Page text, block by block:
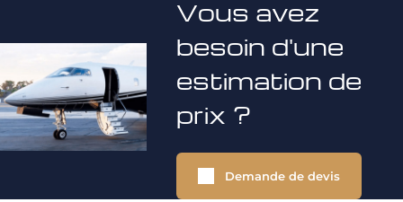
Vous avez
besoin d'une
estimation de
prix ?
Demande de devis